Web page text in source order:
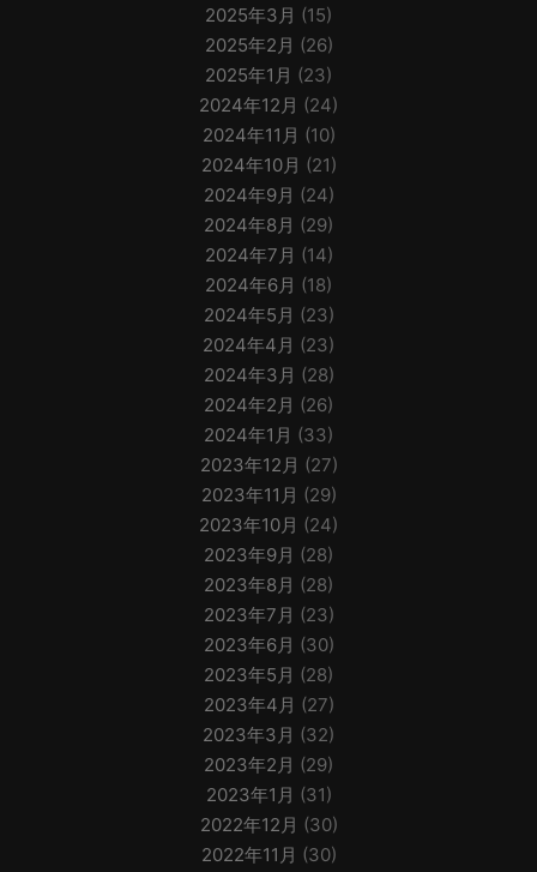
2025年3月 (15)
2025年2月 (26)
2025年1月 (23)
2024年12月 (24)
2024年11月 (10)
2024年10月 (21)
2024年9月 (24)
2024年8月 (29)
2024年7月 (14)
2024年6月 (18)
2024年5月 (23)
2024年4月 (23)
2024年3月 (28)
2024年2月 (26)
2024年1月 (33)
2023年12月 (27)
2023年11月 (29)
2023年10月 (24)
2023年9月 (28)
2023年8月 (28)
2023年7月 (23)
2023年6月 (30)
2023年5月 (28)
2023年4月 (27)
2023年3月 (32)
2023年2月 (29)
2023年1月 (31)
2022年12月 (30)
2022年11月 (30)